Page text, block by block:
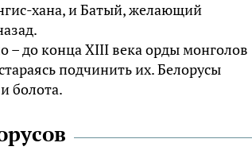
хана, и Батый, желающий
– до конца XIII века орды монголов
подчинить их. Белорусы
болота.